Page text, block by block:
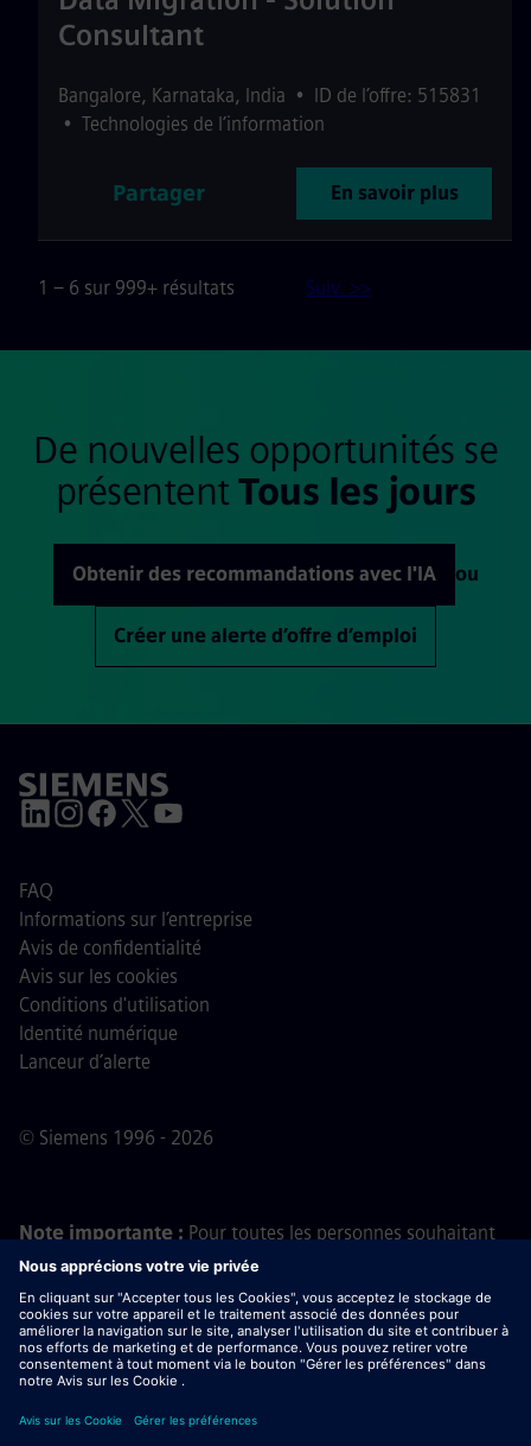
Consultant
Bangalore, Karnataka, India • ID de l’offre: 515831
• Technologies de l’information
Partager En savoir plus
1 – 6 sur 999+ résultats Suiv. >>
De nouvelles opportunités se
présententTous les jours
Obtenir des recommandations avec l'IA ou
Créer une alerte d’offre d’emploi
© Siemens 1996 - 2026
FAQ
Informations sur l’entreprise
Avis de confidentialité
Avis sur les cookies
Conditions d'utilisation
Identité numérique
Lanceur d’alerte
Note importante : Pour toutes les personnes souhaitant
nous rejoindre, veuillez noter que Siemens ne demande
aucun frais avant, pendant ou après le processus de
candidature. Nous ne demandons pas non plus de
coordonnées bancaires ou d'informations financières
personnelles en échange d'une promesse d'embauche. De
des e-mails semblant provenir d’un recruteur Siemens, sauf